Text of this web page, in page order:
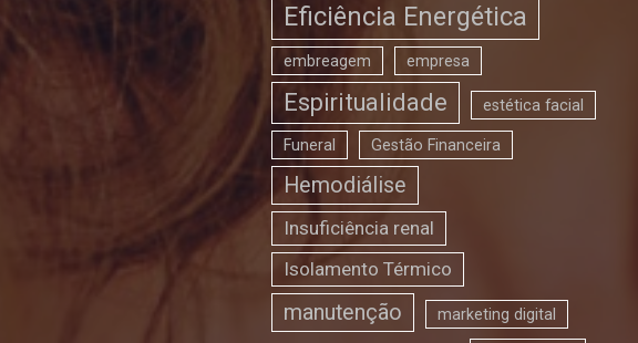
Eficiência Energética
embreagem empresa
Espiritualidade estética facial
Funeral Gestão Financeira
Hemodiálise
Insuficiência renal
Isolamento Térmico
manutenção marketing digital